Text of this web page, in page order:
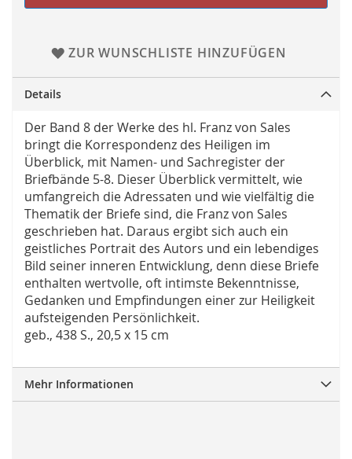
ZUR WUNSCHLISTE HINZUFÜGEN
Details
Der Band 8 der Werke des hl. Franz von Sales
bringt die Korrespondenz des Heiligen im
Überblick, mit Namen- und Sachregister der
Briefbände 5-8. Dieser Überblick vermittelt, wie
umfangreich die Adressaten und wie vielfältig die
Thematik der Briefe sind, die Franz von Sales
geschrieben hat. Daraus ergibt sich auch ein
geistliches Portrait des Autors und ein lebendiges
Bild seiner inneren Entwicklung, denn diese Briefe
enthalten wertvolle, oft intimste Bekenntnisse,
Gedanken und Empfindungen einer zur Heiligkeit
aufsteigenden Persönlichkeit.
geb., 438 S., 20,5 x 15 cm
Mehr Informationen